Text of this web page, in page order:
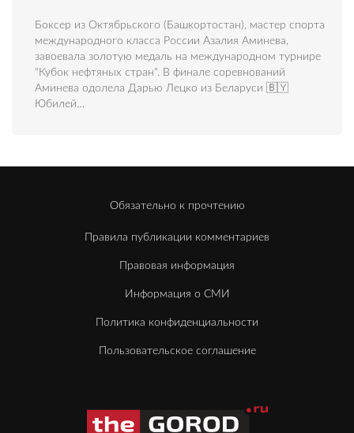
Боксер из Октябрьского (Башкортостан), мастер спорта
международного класса России Азалия Аминева,
завоевала золотую медаль на международном турнире
"Кубок нефтяных стран". В финале соревнований
Аминева одолела Дарью Лецко из Беларуси 🇧🇾
Юбилей…
Обязательно к прочтению
Правила публикации комментариев
Правовая информация
Информация о СМИ
Политика конфиденциальности
Пользовательское соглашение